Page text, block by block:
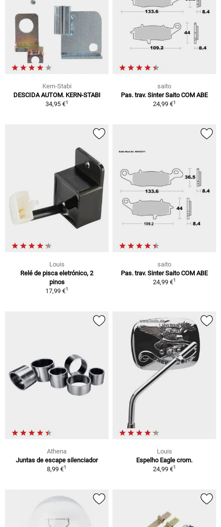
Kern-Stabi
DESCIDA AUTOM. KERN-STABI
34,95 €1
saito
Pas. trav. Sinter Saito COM ABE
24,99 €1
Louis
Relé de pisca eletrónico, 2
pinos
17,99 €1
saito
Pas. trav. Sinter Saito COM ABE
24,99 €1
Athena
Juntas de escape silenciador
8,99 €1
Louis
Espelho Eagle crom.
24,99 €1